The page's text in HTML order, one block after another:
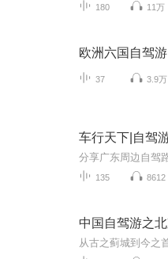
180 11万
欧洲六国自驾游
37 3.9万
车行天下|自驾
分享广东周边自驾
135 8612
中国自驾游之